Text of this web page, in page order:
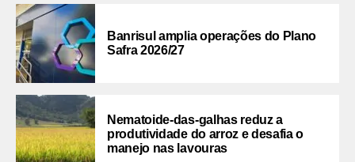
Banrisul amplia operações do Plano
Safra 2026/27
Nematoide-das-galhas reduz a
produtividade do arroz e desafia o
manejo nas lavouras